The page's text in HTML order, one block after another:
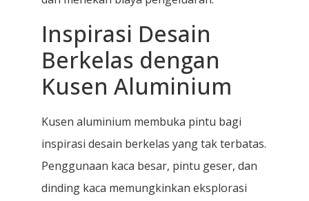
Inspirasi Desain
Berkelas dengan
Kusen Aluminium
Kusen aluminium membuka pintu bagi
inspirasi desain berkelas yang tak terbatas.
Penggunaan kaca besar, pintu geser, dan
dinding kaca memungkinkan eksplorasi